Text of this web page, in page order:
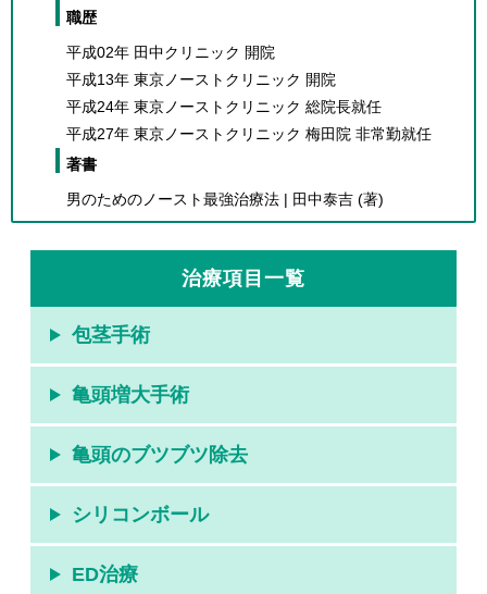
職歴
平成02年 田中クリニック 開院
平成13年 東京ノーストクリニック 開院
平成24年 東京ノーストクリニック 総院長就任
平成27年 東京ノーストクリニック 梅田院 非常勤就任
著書
男のためのノースト最強治療法 | 田中泰吉 (著)
治療項目一覧
包茎手術
亀頭増大手術
亀頭のブツブツ除去
シリコンボール
ED治療